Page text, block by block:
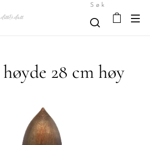
Søk
28 cm høy